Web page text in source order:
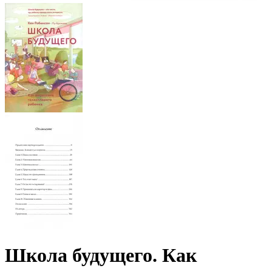
Школа будущего. Как